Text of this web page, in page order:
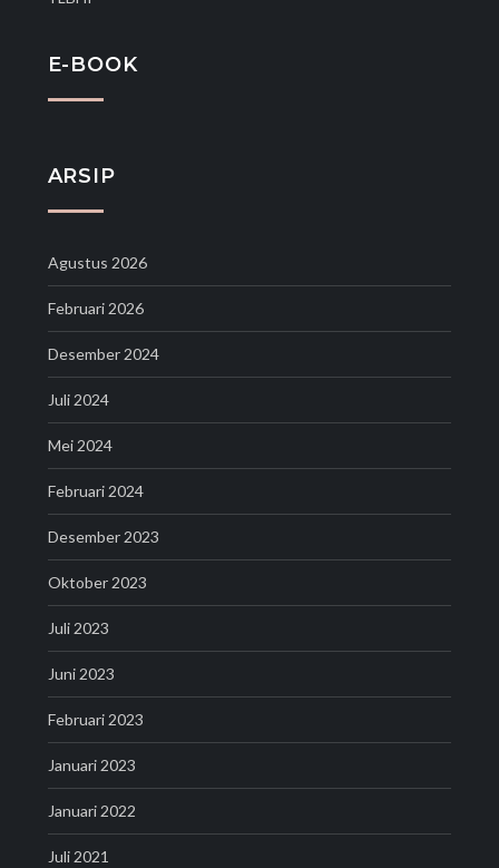
E-BOOK
ARSIP
Agustus 2026
Februari 2026
Desember 2024
Juli 2024
Mei 2024
Februari 2024
Desember 2023
Oktober 2023
Juli 2023
Juni 2023
Februari 2023
Januari 2023
Januari 2022
Juli 2021